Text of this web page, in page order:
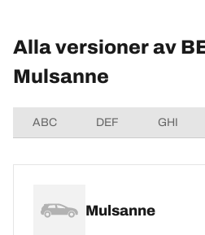
Alla versioner av
Mulsanne
ABC DEF GHI
Mulsanne